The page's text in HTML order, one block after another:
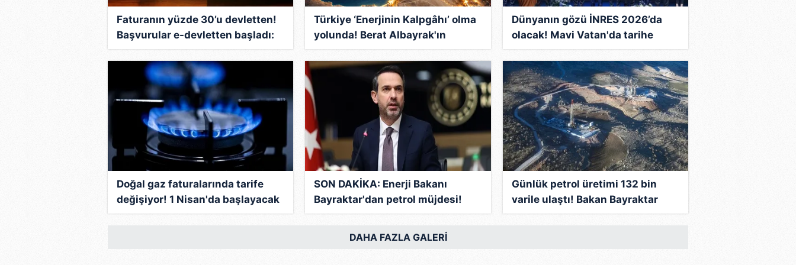
mevzuata uygun olarak kullanılan çerezlerle ilgili bilgi almak için lütfentıklayınız.
Faturanın yüzde 30’u devletten!
Başvurular e-devletten başladı:
İşte milyonluk hibe desteğinin
şartları
Türkiye ‘Enerjinin Kalpgâhı’ olma
yolunda! Berat Albayrak'ın
çizdiği yol haritası eşsiz fırsatlar
sunuyor
Dünyanın gözü İNRES 2026’da
olacak! Mavi Vatan'da tarihe
geçen keşifler: 10 yılda enerjide
süper lige yükseldi
Doğal gaz faturalarında tarife
değişiyor! 1 Nisan'da başlayacak
her ilde farklı olacak: İşte yeni
SON DAKİKA: Enerji Bakanı
Bayraktar'dan petrol müjdesi!
Değeri 4 milyar dolar...
Günlük petrol üretimi 132 bin
varile ulaştı! Bakan Bayraktar
açıkladı: Çalışmalar hız
DAHA FAZLA GALERİ